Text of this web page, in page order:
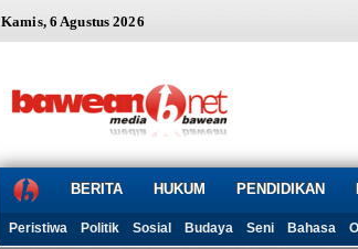
Kamis, 6 Agustus 2026
BERITA HUKUM PENDIDIKAN
Peristiwa Politik Sosial Budaya Seni Bahasa